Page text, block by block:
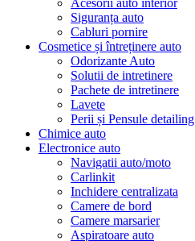
Acesorii auto interior
Siguranța auto
Cabluri pornire
Cosmetice și întreținere auto
Odorizante Auto
Solutii de intretinere
Pachete de intretinere
Lavete
Perii și Pensule detailing
Chimice auto
Electronice auto
Navigatii auto/moto
Carlinkit
Inchidere centralizata
Camere de bord
Camere marsarier
Aspiratoare auto